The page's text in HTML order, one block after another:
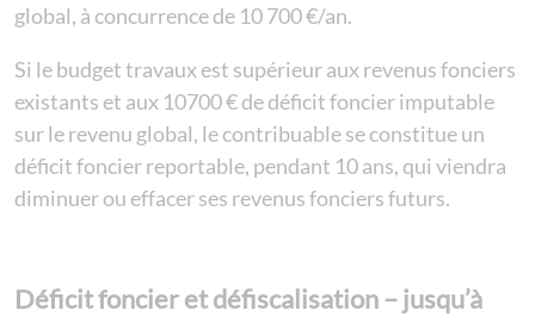
global, à concurrence de 10 700 €/an.
Si le budget travaux est supérieur aux revenus fonciers
existants et aux 10700 € de déficit foncier imputable
sur le revenu global, le contribuable se constitue un
déficit foncier reportable, pendant 10 ans, qui viendra
diminuer ou effacer ses revenus fonciers futurs.
Déficit foncier et défiscalisation – jusqu’à